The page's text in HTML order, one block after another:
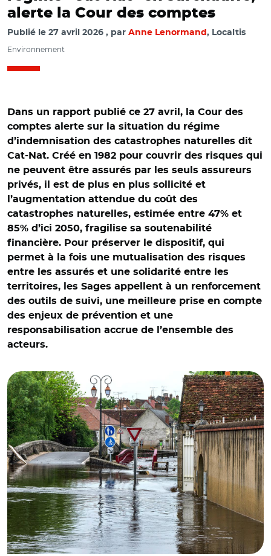
alerte la Cour des comptes
Publié le 27 avril 2026 par Anne Lenormand , Localtis
Environnement
Dans un rapport publié ce 27 avril, la Cour des
comptes alerte sur la situation du régime
d’indemnisation des catastrophes naturelles dit
Cat-Nat. Créé en 1982 pour couvrir des risques qui
ne peuvent être assurés par les seuls assureurs
privés, il est de plus en plus sollicité et
l’augmentation attendue du coût des
catastrophes naturelles, estimée entre 47% et
85% d’ici 2050, fragilise sa soutenabilité
financière. Pour préserver le dispositif, qui
permet à la fois une mutualisation des risques
entre les assurés et une solidarité entre les
territoires, les Sages appellent à un renforcement
des outils de suivi, une meilleure prise en compte
des enjeux de prévention et une
responsabilisation accrue de l’ensemble des
acteurs.